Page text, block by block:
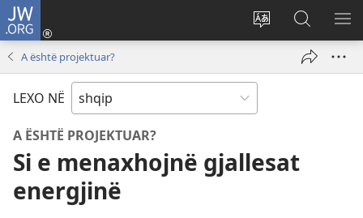
JW.ORG
Ndrysho
Hyr
me
dritare
Kërko
në
JW.ORG
A është projektuar?
LEXO NË
A ËSHTË PROJEKTUAR?
Si e menaxhojnë gjallesat
energjinë